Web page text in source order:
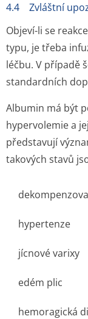
4.4 Zvláštní
Objeví-li se
typu, je třeba
léčbu. V případě
standardních
Albumin má být
hypervolemie a
představují
takových stavů
hypertenze
jícnové varixy
edém plic
hemoragická